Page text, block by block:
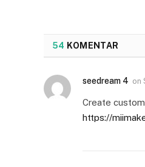
54 KOMENTAR
seedream 4 on
Create
https://